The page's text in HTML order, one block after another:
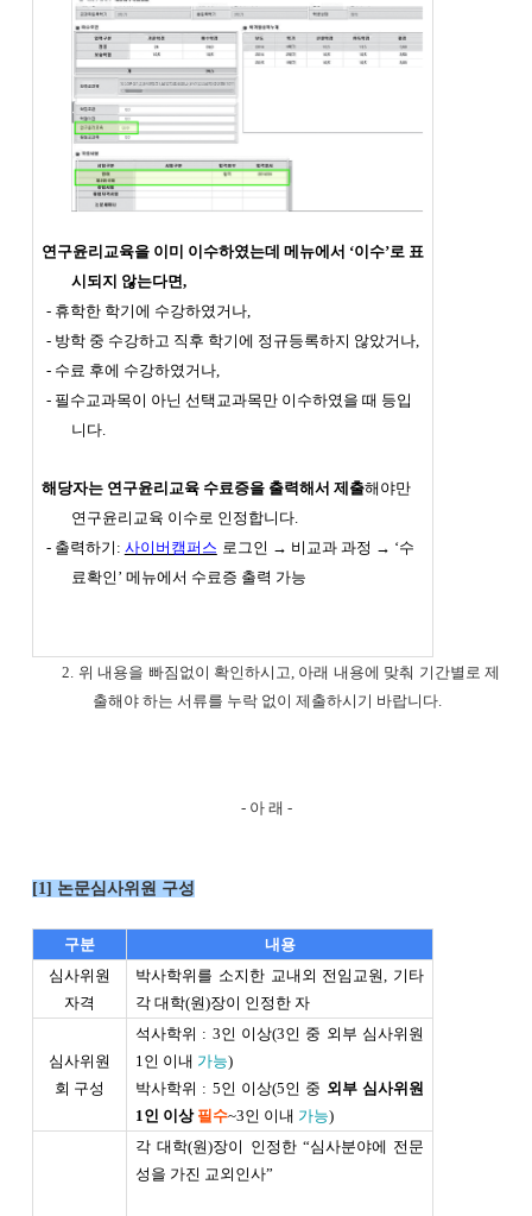
연구윤리교육을 이미 이수하였는데 메뉴에서 ‘이수’로 표
시되지 않는다면,
- 휴학한 학기에 수강하였거나,
- 방학 중 수강하고 직후 학기에 정규등록하지 않았거나,
- 수료 후에 수강하였거나,
- 필수교과목이 아닌 선택교과목만 이수하였을 때 등입
니다.
해당자는 연구윤리교육 수료증을 출력해서 제출해야만
연구윤리교육 이수로 인정합니다.
- 출력하기: 사이버캠퍼스 로그인 → 비교과 과정 → ‘수
료확인’ 메뉴에서 수료증 출력 가능
2. 위 내용을 빠짐없이 확인하시고, 아래 내용에 맞춰 기간별로 제
출해야 하는 서류를 누락 없이 제출하시기 바랍니다.
- 아 래 -
[1] 논문심사위원 구성
구분
내용
심사위원
자격
박사학위를 소지한 교내외 전임교원, 기타
각 대학(원)장이 인정한 자
심사위원
회 구성
석사학위 : 3인 이상(3인 중 외부 심사위원
1인 이내 가능)
박사학위 : 5인 이상(5인 중 외부 심사위원
1인 이상 필수~3인 이내 가능)
각 대학(원)장이 인정한 “심사분야에 전문
성을 가진 교외인사”